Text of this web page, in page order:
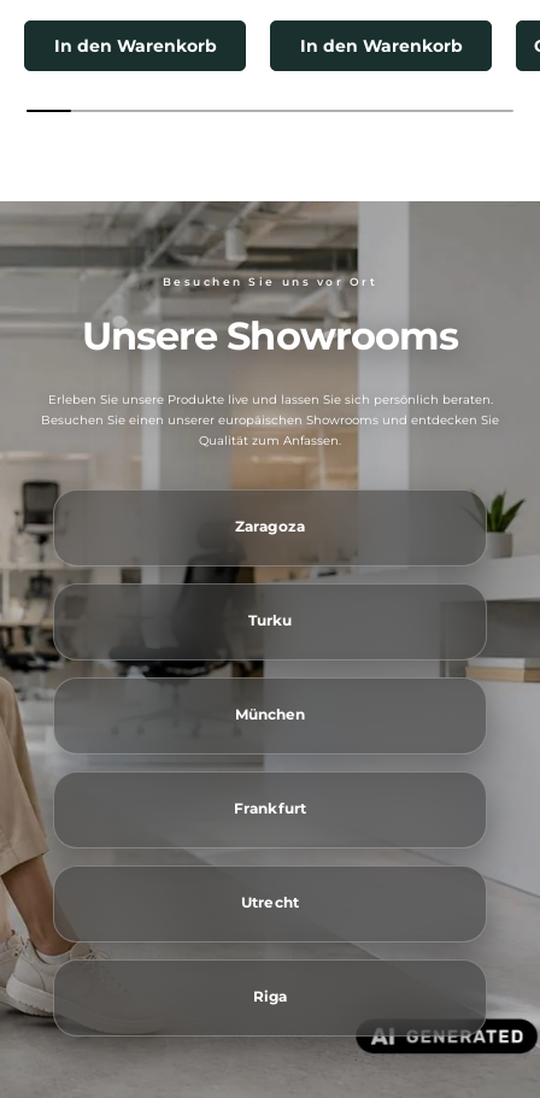
In den Warenkorb In den Warenkorb
Besuchen Sie uns vor Ort
Unsere Showrooms
Erleben Sie unsere Produkte live und lassen Sie sich persönlich beraten.
Besuchen Sie einen unserer europäischen Showrooms und entdecken Sie
Qualität zum Anfassen.
Zaragoza
Turku
München
Frankfurt
Utrecht
Riga